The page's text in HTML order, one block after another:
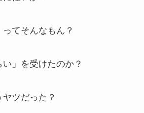
ってそんなもん？
」を受けたのか？
ツだった？